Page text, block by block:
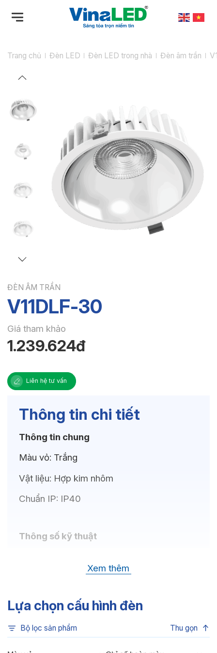
qua
dungTrang chủ Đèn LED Đèn LED trong nhà Đèn âm trần
ĐÈN ÂM TRẦN
V11DLF-30
Giá tham khảo
1.239.624đ
Liên hệ tư vấn
Thông tin chi tiết
Thông tin chung
Màu vỏ: Trắng
Vật liệu: Hợp kim nhôm
Chuẩn IP: IP40
Thông số kỹ thuật
Thông số Điện & Lắp đặt
Công suất:
Xem thêm
Lựa chọn cấu hình đèn
Bộ lọc sản phẩm Thu gọn